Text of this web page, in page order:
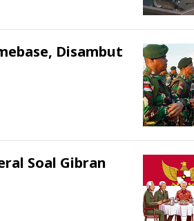
Disambut
Soal Gibran